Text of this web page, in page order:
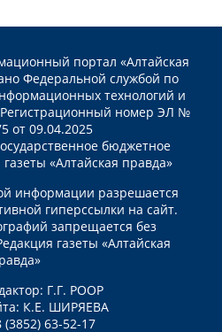
портал «Алтайская
Федеральной службой по
технологий и
номер ЭЛ №
от 09.04.2025
бюджетное
«Алтайская правда»
информации разрешается
гиперссылки на сайт.
запрещается без
газеты «Алтайская
Г.Г. РООР
К.Е. ШИРЯЕВА
63-52-17